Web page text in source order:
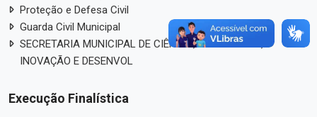
Proteção e Defesa Civil
Guarda Civil Municipal
SECRETARIA MUNICIPAL DE CIÊNCIA, TECNOLOGIA,
INOVAÇÃO E DESENVOL
Execução Finalística